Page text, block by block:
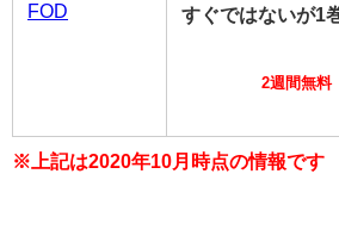
FOD すぐではないが1
2週間無料
※上記は2020年10月時点の情報です